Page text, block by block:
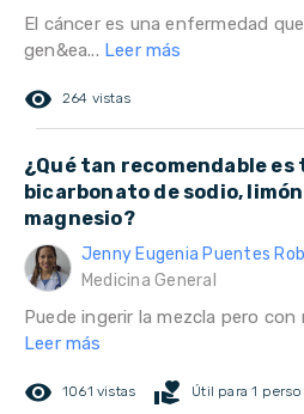
El cáncer es una enfermedad
gen&ea... Leer más
remove_red_eye 264 vistas
¿Qué tan recomendable es
bicarbonato de sodio,
magnesio?
Jenny Eugenia Puentes
Medicina General
Puede ingerir la mezcla pero con
Leer más
remove_red_eye 1061 vistas volunteer_activism Útil para 1